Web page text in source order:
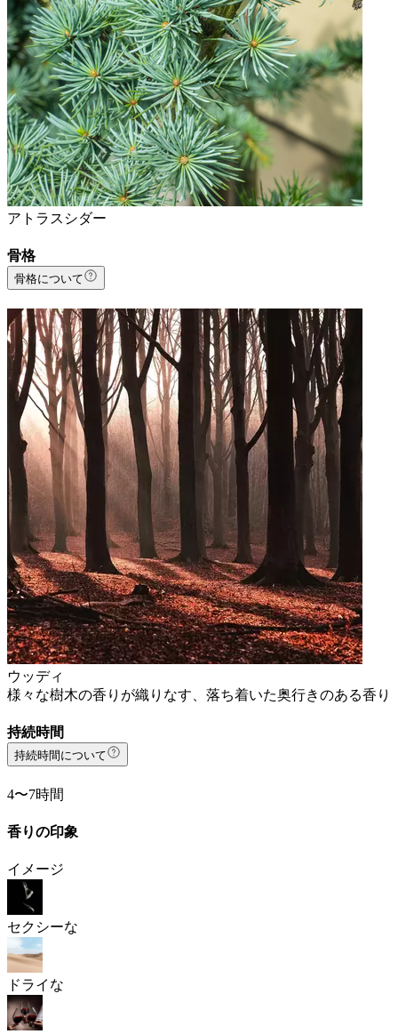
アトラスシダー
骨格
骨格について
ウッディ
様々な樹木の香りが織りなす、落ち着いた奥行きのある香り
持続時間
持続時間について
4〜7時間
香りの印象
イメージ
セクシーな
ドライな